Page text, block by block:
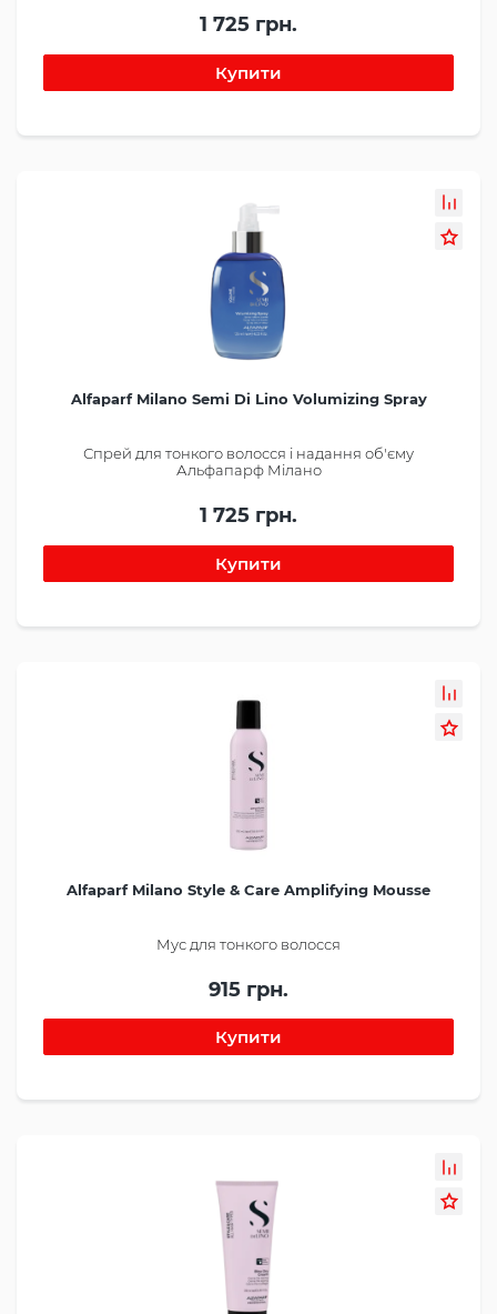
1 725 грн.
Alfaparf Milano Semi Di Lino Volumizing Spray
Спрей для тонкого волосся і надання об'єму
Альфапарф Мілано
1 725 грн.
Alfaparf Milano Style & Care Amplifying Mousse
Мус для тонкого волосся
915 грн.